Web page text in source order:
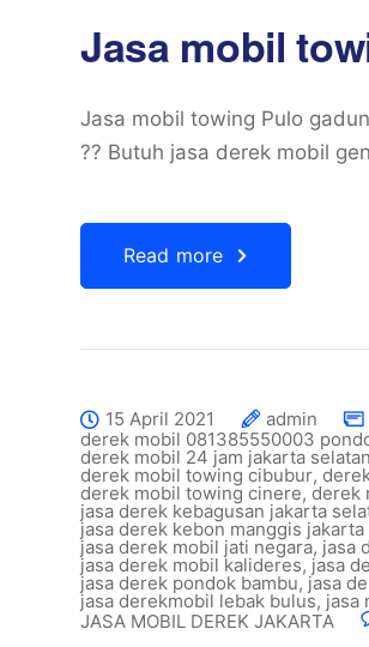
Jasa mobil
Jasa mobil towing Pulo
?? Butuh jasa derek mobil
Read more
15 April 2021 admin
derek mobil 081385550003
derek mobil 24 jam jakarta selatan
derek mobil towing cibubur,
derek mobil towing cinere, derek
jasa derek kebagusan jakarta
jasa derek kebon manggis
jasa derek mobil jati negara, jasa
jasa derek mobil kalideres, jasa
jasa derek pondok bambu, jasa
jasa derekmobil lebak bulus, jasa
JASA MOBIL DEREK JAKARTA